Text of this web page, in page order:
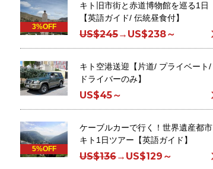
3%OFF
キト旧市街と赤道博物館を巡る1日
【英語ガイド/ 伝統昼食付】
US$245→ US$238～
キト空港送迎【片道/ プライベート/
ドライバーのみ】
US$45～
5%OFF
ケーブルカーで行く！世界遺産都市
キト1日ツアー【英語ガイド】
US$136→ US$129～